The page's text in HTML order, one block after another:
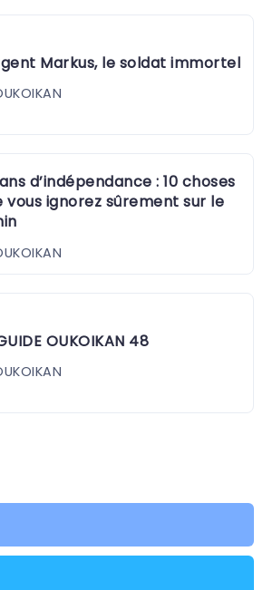
Markus, le soldat immortel
d’indépendance : 10 choses
vous ignorez sûrement sur le
OUKOIKAN 48